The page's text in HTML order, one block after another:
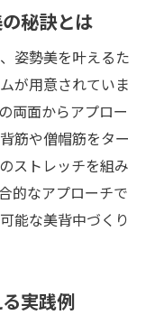
秘訣とは
姿勢美を叶えるた
が用意されていま
両面からアプロー
筋や僧帽筋をター
ストレッチを組み
的なアプローチで
能な美背中づくり
実践例